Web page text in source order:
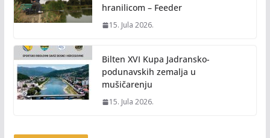
hranilicom – Feeder
15. Jula 2026.
Bilten XVI Kupa Jadransko-
podunavskih zemalja u
mušičarenju
15. Jula 2026.